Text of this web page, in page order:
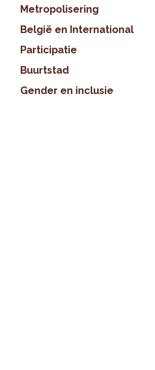
Metropolisering
België en International
Participatie
Buurtstad
Gender en inclusie